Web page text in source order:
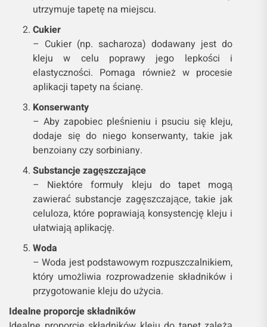
utrzymuje tapetę na miejscu.
Cukier
– Cukier (np. sacharoza) dodawany jest do
kleju w celu poprawy jego lepkości i
elastyczności. Pomaga również w procesie
aplikacji tapety na ścianę.
Konserwanty
– Aby zapobiec pleśnieniu i psuciu się kleju,
dodaje się do niego konserwanty, takie jak
benzoiany czy sorbiniany.
Substancje zagęszczające
– Niektóre formuły kleju do tapet mogą
zawierać substancje zagęszczające, takie jak
celuloza, które poprawiają konsystencję kleju i
ułatwiają aplikację.
Woda
– Woda jest podstawowym rozpuszczalnikiem,
który umożliwia rozprowadzenie składników i
przygotowanie kleju do użycia.
Idealne proporcje składników